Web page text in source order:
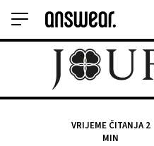
VRIJEME ČITANJA2
MIN